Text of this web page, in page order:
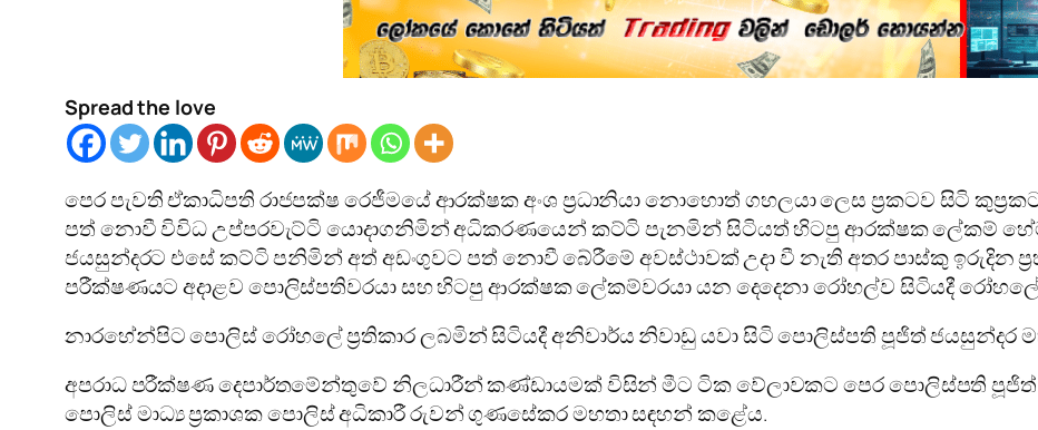
Spread the love
පෙර පැවති ඒකාධිපති රාජපක්ෂ රෙජීමයේ ආරක්ෂක අංශ ප්‍රධානියා නොහොත් ගහලයා ලෙස ප්‍රකටව සිටි
පත් නොවී විවිධ උප්පරවැට්ටි යොදාගනිමින් අධිකරණයෙන් කට්ටි පැනමින් සිටියත් හිටපු ආරක්ෂක ලේකම්
ජයසුන්දරට එසේ කට්ටි පනිමින් අත් අඩංගුවට පත් නොවී බේරීමේ අවස්ථාවක් උදා වී නැති අතර පාස්කු ඉරුදින
පරීක්ෂණයට අදාළව පොලිස්පතිවරයා සහ හිටපු ආරක්ෂක ලේකම්වරයා යන දෙදෙනා රෝහල්ව සිටියදී
නාරහේන්පිට පොලිස් රෝහලේ ප්‍රතිකාර ලබමින් සිටියදී අනිවාර්ය නිවාඩු යවා සිටි පොලිස්පති පූජිත් ජයසුන්දර
අපරාධ පරීක්ෂණ දෙපාර්තමේන්තුවේ නිලධාරීන් කණ්ඩායමක් විසින් මීට ටික වේලාවකට පෙර පොලිස්පති පූජිත්
පොලිස් මාධ්‍ය ප්‍රකාශක පොලිස් අධිකාරී රුවන් ගුණසේකර මහතා සඳහන් කළේය.